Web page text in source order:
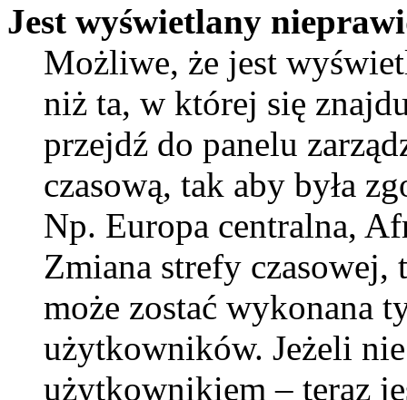
Jest wyświetlany
Możliwe, że jest
niż ta, w której się
przejdź do panelu
czasową, tak aby była
Np. Europa centralna,
Zmiana strefy
może zostać wykonana
użytkowników. Jeżeli
użytkownikiem – teraz